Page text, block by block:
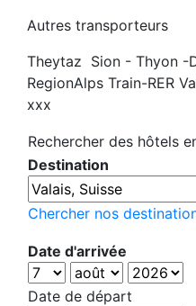
Autres transporteurs
Theytaz Sion - Thyon -
RegionAlps Train-RER
xxx
Rechercher des hôtels
Destination
Chercher nos
Date d'arrivée
Date de départ